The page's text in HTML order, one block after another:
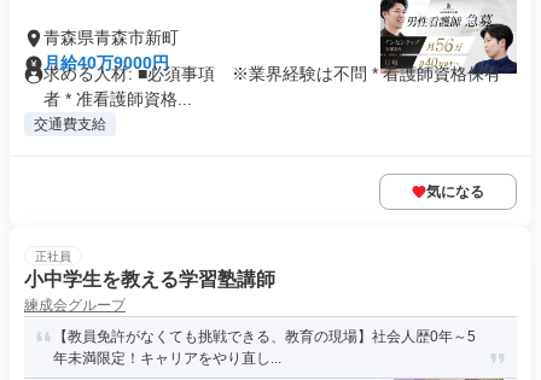
青森県青森市新町
月給40万9000円
求める人材: ■必須事項 ※業界経験は不問 * 看護師資格保有
者 * 准看護師資格...
交通費支給
気になる
正社員
小中学生を教える学習塾講師
練成会グループ
【教員免許がなくても挑戦できる、教育の現場】社会人歴0年～5
年未満限定！キャリアをやり直し...